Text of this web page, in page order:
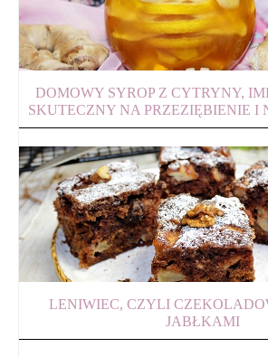
DOMOWY SYROP Z CYTRYNY,
SKUTECZNY NA PRZEZIĘBIENIE I
LENIWIEC, CZYLI
JABŁKAMI